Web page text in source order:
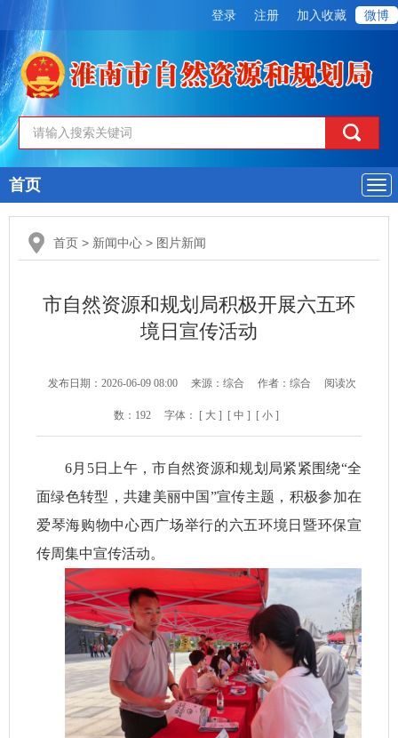
登录 注册 加入收藏 微博
导
航
首页
首页 > 新闻中心 > 图片新闻
市自然资源和规划局积极开展六五环
境日宣传活动
发布日期：2026-06-09 08:00 来源：综合 作者：综合 阅读次
数： 192 字体： [ 大 ] [ 中 ] [ 小 ]
6月5日上午，市自然资源和规划局紧紧围绕“全
面绿色转型，共建美丽中国”宣传主题， 积极参加在
爱琴海购物中心西广场举行的六五环境日暨环保宣
传周集中宣传活动。